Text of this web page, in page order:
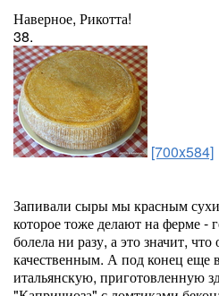
Наверное, Рикотта!
38.
[700x584]
Запивали сыры мы красным
которое тоже делают на ферме -
болела ни разу, а это значит,
качественным. А под конец еще
итальянскую, приготовленную